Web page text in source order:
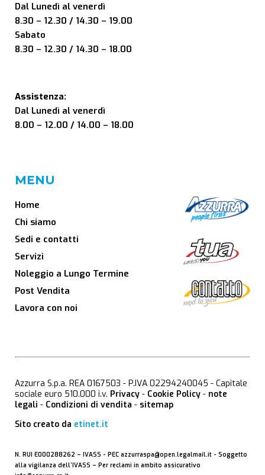
Dal Lunedì al venerdì
8.30 – 12.30 / 14.30 – 19.00
Sabato
8.30 – 12.30 / 14.30 – 18.00
Assistenza:
Dal Lunedì al venerdì
8.00 – 12.00 / 14.00 – 18.00
MENU
Home
Chi siamo
Sedi e contatti
Servizi
Noleggio a Lungo Termine
Post Vendita
Lavora con noi
Azzurra S.p.a. REA 0167503 - P.IVA 02294240045 - Capitale
sociale euro 510.000 i.v. Privacy - Cookie Policy - note
legali - Condizioni di vendita - sitemap
Sito creato da etinet.it
N. RUI E000288262 – IVASS - PEC azzurraspa@open.legalmail.it - Soggetto
alla vigilanza dell’IVASS – Per reclami in ambito assicurativo